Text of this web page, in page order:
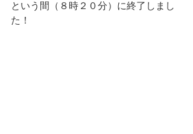
という間（８時２０分）に終了しまし
た！